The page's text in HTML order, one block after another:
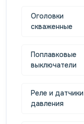
Оголовки
скваженные
Поплавковые
выключатели
Реле и датчики
давления